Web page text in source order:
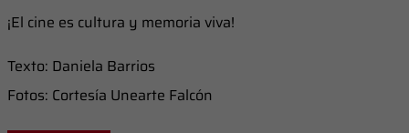
¡El cine es cultura y memoria viva!
Texto: Daniela Barrios
Fotos: Cortesía Unearte Falcón